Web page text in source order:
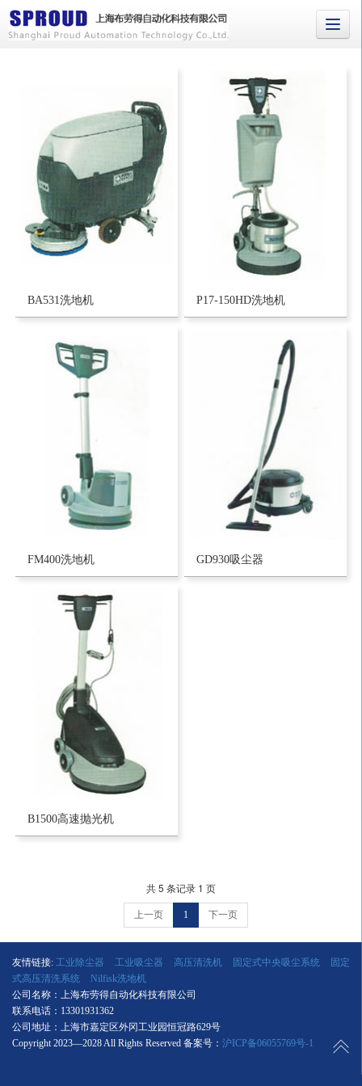
BA531洗地机 P17-150HD洗地机
FM400洗地机 GD930吸尘器
B1500高速抛光机
共 5 条记录 1 页
上一页 1 下一页
友情链接: 工业除尘器 工业吸尘器 高压清洗机 固定式中央吸尘系统
固定
式高压清洗系统
Nilfisk洗地机
公司名称：上海布劳得自动化科技有限公司
联系电话：13301931362
公司地址：上海市嘉定区外冈工业园恒冠路629号
Copyright 2023—2028 All Rights Reserved 备案号： 沪ICP备06055769号-1